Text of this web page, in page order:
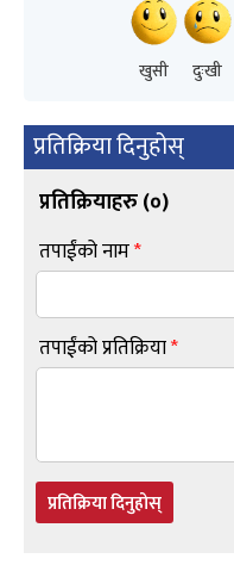
खुसी दुःखी
प्रतिक्रिया दिनुहोस्
प्रतिक्रियाहरु (०)
तपाईंको नाम*
तपाईंको प्रतिक्रिया*
प्रतिक्रिया दिनुहोस्